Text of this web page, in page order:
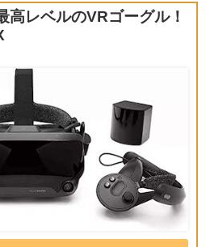
高レベルのVRゴーグル！